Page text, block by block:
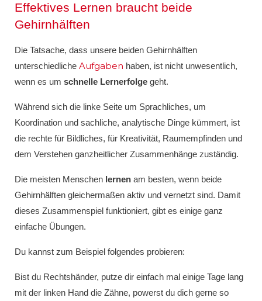
Effektives Lernen braucht beide
Gehirnhälften
Die Tatsache, dass unsere beiden Gehirnhälften
unterschiedliche Aufgaben haben, ist nicht unwesentlich,
wenn es um schnelle Lernerfolge geht.
Während sich die linke Seite um Sprachliches, um
Koordination und sachliche, analytische Dinge kümmert, ist
die rechte für Bildliches, für Kreativität, Raumempfinden und
dem Verstehen ganzheitlicher Zusammenhänge zuständig.
Die meisten Menschen lernen am besten, wenn beide
Gehirnhälften gleichermaßen aktiv und vernetzt sind. Damit
dieses Zusammenspiel funktioniert, gibt es einige ganz
einfache Übungen.
Du kannst zum Beispiel folgendes probieren:
Bist du Rechtshänder, putze dir einfach mal einige Tage lang
mit der linken Hand die Zähne, powerst du dich gerne so